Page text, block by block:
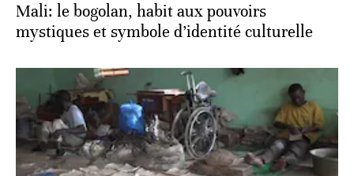
Mali: le bogolan, habit aux pouvoirs
mystiques et symbole d’identité culturelle